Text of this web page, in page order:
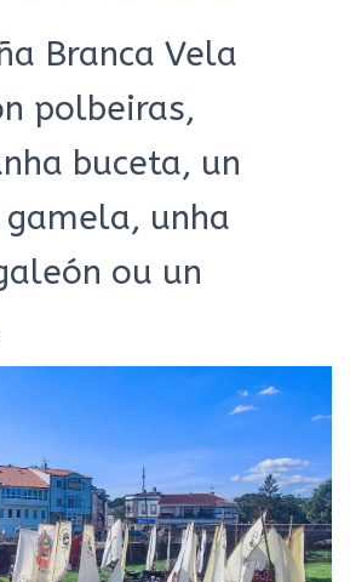
Branca Vela
polbeiras,
buceta, un
unha
ou un